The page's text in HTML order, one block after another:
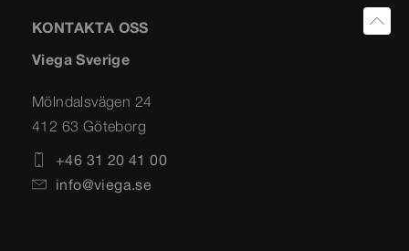
KONTAKTA OSS
Viega Sverige
Mölndalsvägen 24
412 63 Göteborg
+46 31 20 41 00
info@viega.se